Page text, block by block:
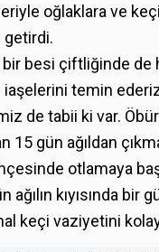
oğlaklara ve
getirdi.
besi çiftliğinde de
iaşelerini temin
de tabii ki var.
15 gün ağıldan
otlamaya
ağılın kıyısında
keçi vaziyetini